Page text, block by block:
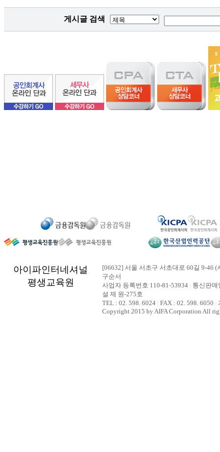
게시글 검색
아이파인터네셔널
평생교육원
[06632] 서울 서초구 서초대로 60길 9-46
구순서
사업자 등록번호 110-81-53934
통신판
설 제 원-275호
TEL : 02. 598. 6024 FAX : 02. 598. 6050
Copyright 2015 by AIFA Corporation All